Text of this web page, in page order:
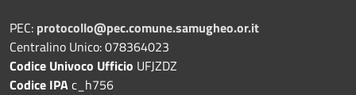
PEC: protocollo@pec.comune.samugheo.or.it
Centralino Unico: 078364023
Codice Univoco Ufficio UFJZDZ
Codice IPAc_h756